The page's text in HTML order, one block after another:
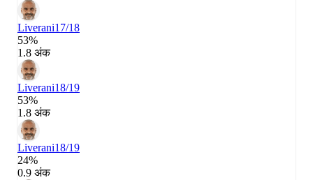
Liverani17/18
53%
1.8 अंक
Liverani18/19
53%
1.8 अंक
Liverani18/19
24%
0.9 अंक